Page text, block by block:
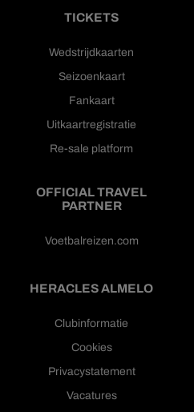
TICKETS
Wedstrijdkaarten
Seizoenkaart
Fankaart
Uitkaartregistratie
Re-sale platform
OFFICIAL TRAVEL
PARTNER
Voetbalreizen.com
HERACLES ALMELO
Clubinformatie
Cookies
Privacystatement
Vacatures